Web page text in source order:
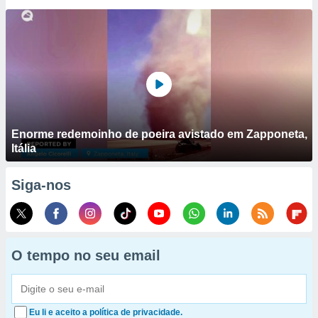
Enorme redemoinho de poeira avistado em Zapponeta,
Itália
Siga-nos
O tempo no seu email
Eu li e aceito a política de privacidade.